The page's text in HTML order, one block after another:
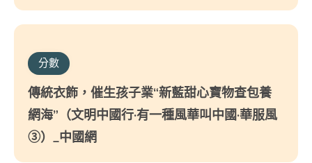
分數
傳統衣飾，催生孩子業“新藍甜心寶物查包養
網海”（文明中國行·有一種風華叫中國·華服風
③）_中國網